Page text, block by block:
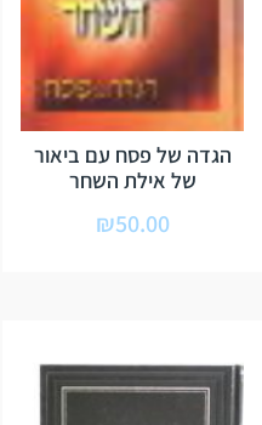
הגדה של פסח עם ביאור
של אילת השחר
₪50.00